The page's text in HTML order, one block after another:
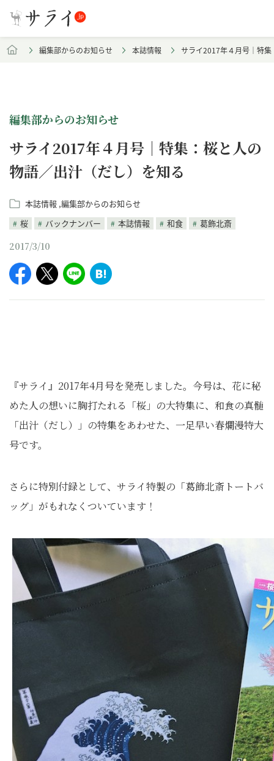
編集部からのお知らせ 本誌情報 サライ2017年４月号｜特
編集部からのお知らせ
サライ2017年４月号｜特集：桜と人の
物語／出汁（だし）を知る
本誌情報 編集部からのお知らせ
桜
バックナンバー 本誌情報 和食 葛飾北斎
2017/3/10
『サライ』2017年4月号を発売しました。今号は、花に秘
めた人の想いに胸打たれる「桜」の大特集に、和食の真髄
「出汁（だし）」の特集をあわせた、一足早い春爛漫特大
号です。
さらに特別付録として、サライ特製の「葛飾北斎トートバ
ッグ」がもれなくついています！